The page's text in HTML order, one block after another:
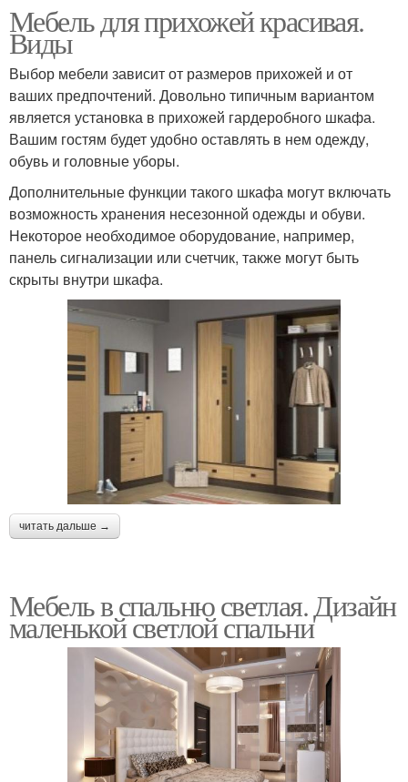
Мебель для прихожей красивая.
Виды
Выбор мебели зависит от размеров прихожей и от
ваших предпочтений. Довольно типичным вариантом
является установка в прихожей гардеробного шкафа.
Вашим гостям будет удобно оставлять в нем одежду,
обувь и головные уборы.
Дополнительные функции такого шкафа могут включать
возможность хранения несезонной одежды и обуви.
Некоторое необходимое оборудование, например,
панель сигнализации или счетчик, также могут быть
скрыты внутри шкафа.
читать дальше →
Мебель в спальню светлая. Дизайн
маленькой светлой спальни